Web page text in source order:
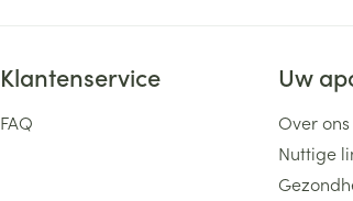
Klantenservice
FAQ
Uw
Over ons
Nuttige